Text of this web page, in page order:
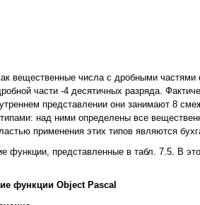
вещественные числа с дробными
части -4 десятичных разряда.
представлении они занимают 8
над ними определены все
применения этих типов являются
представленные в табл. 7.5. В
функции Object Pascal